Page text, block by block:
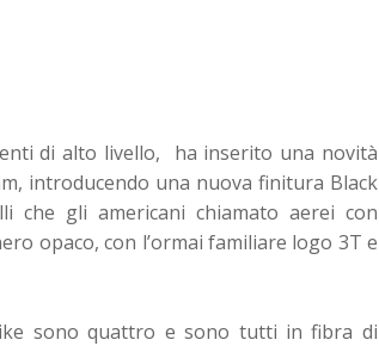
di alto livello, ha inserito una novità
introducendo una nuova finitura Black
che gli americani chiamato aerei con
opaco, con l’ormai familiare logo 3T e
sono quattro e sono tutti in fibra di